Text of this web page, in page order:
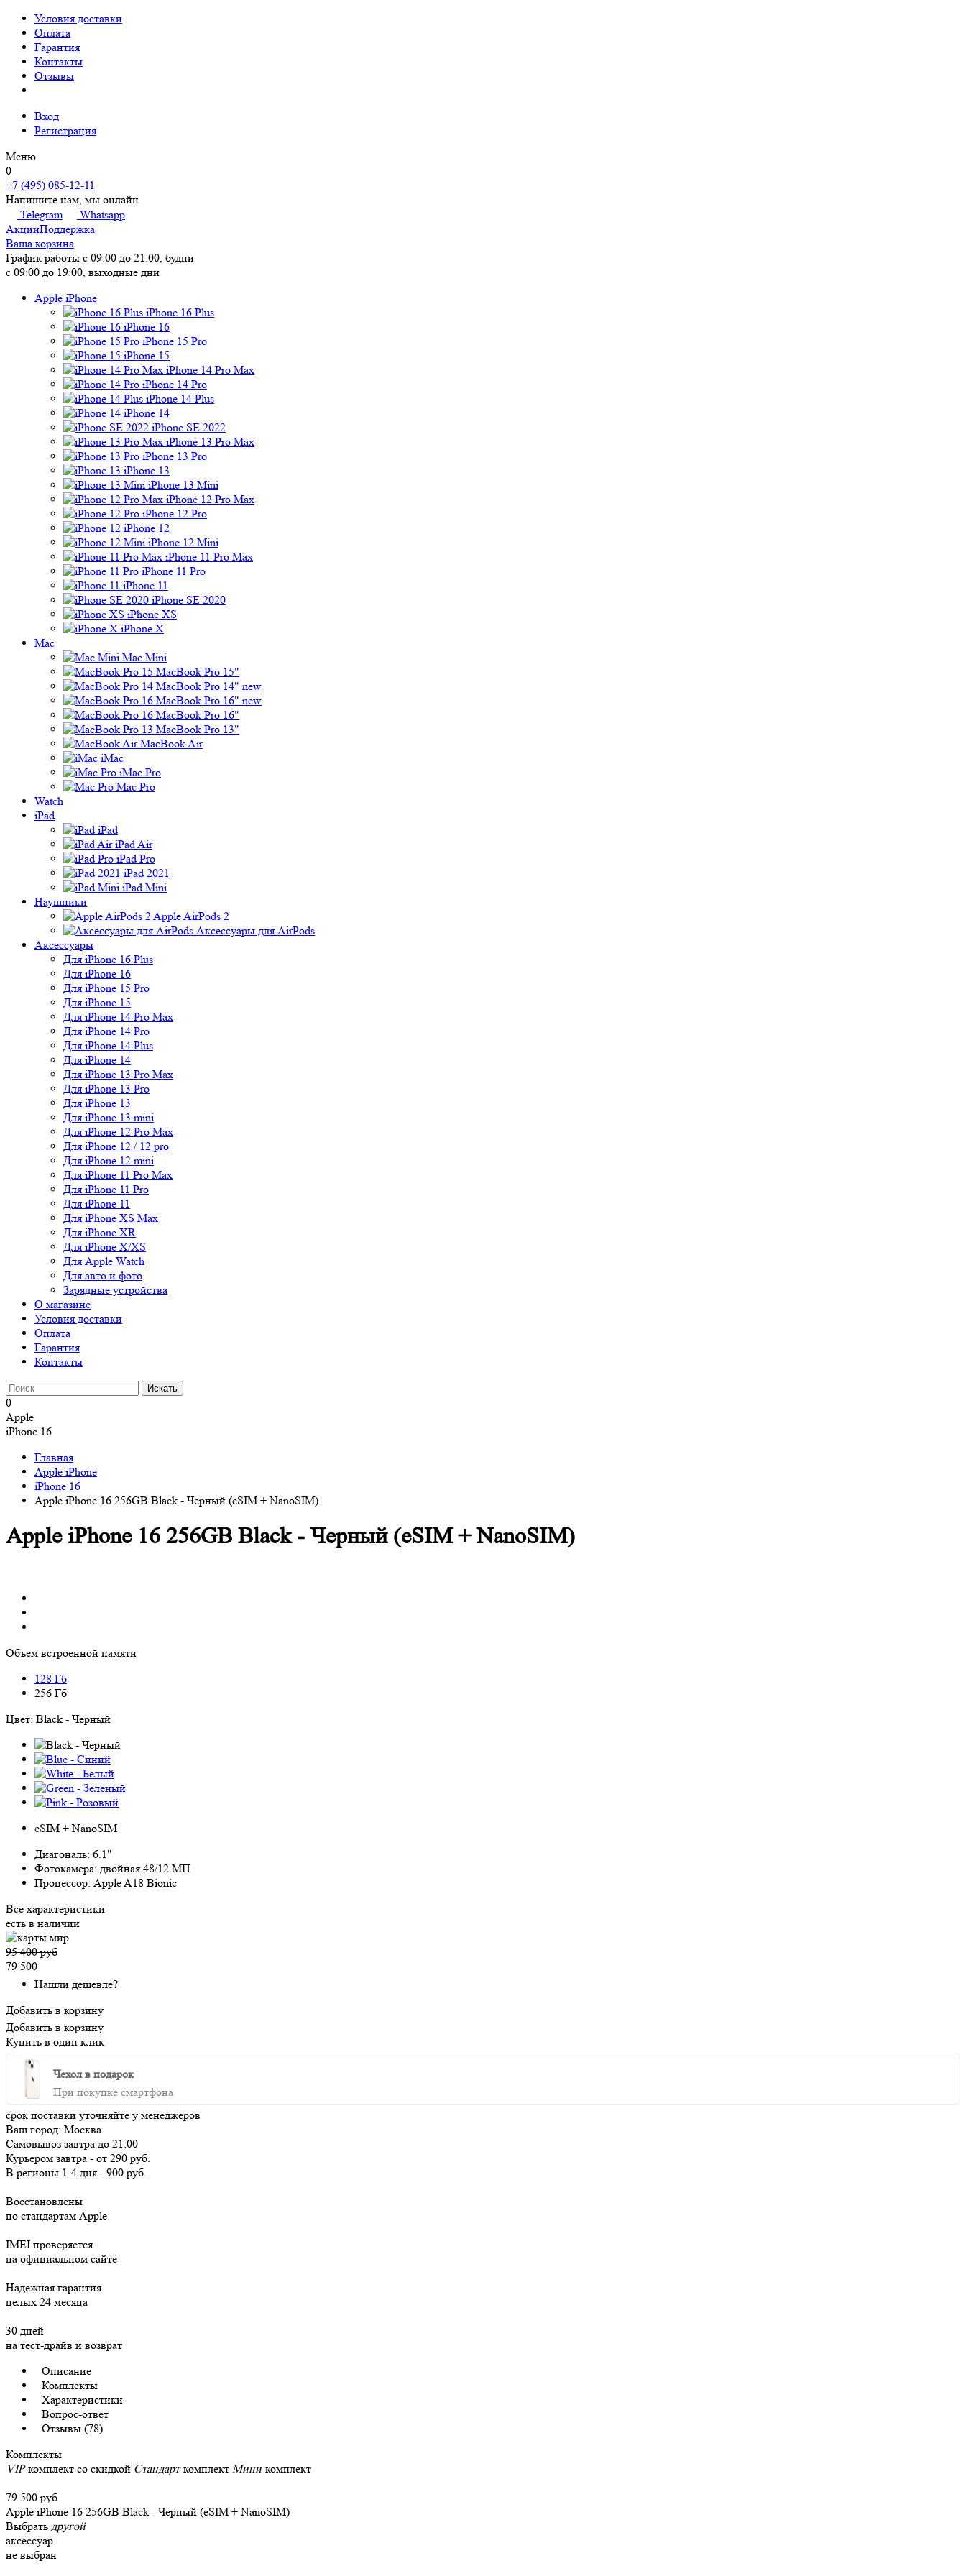
Условия доставки
Оплата
Гарантия
Контакты
Отзывы
Вход
Регистрация
Меню
0
+7 (495) 085-12-11
Напишите нам, мы онлайн
Telegram
Whatsapp
АкцииПоддержка
Ваша корзина
График работы с 09:00 до 21:00, будни
с 09:00 до 19:00, выходные дни
Apple iPhone
iPhone 16 Plus
iPhone 16
iPhone 15 Pro
iPhone 15
iPhone 14 Pro Max
iPhone 14 Pro
iPhone 14 Plus
iPhone 14
iPhone SE 2022
iPhone 13 Pro Max
iPhone 13 Pro
iPhone 13
iPhone 13 Mini
iPhone 12 Pro Max
iPhone 12 Pro
iPhone 12
iPhone 12 Mini
iPhone 11 Pro Max
iPhone 11 Pro
iPhone 11
iPhone SE 2020
iPhone XS
iPhone X
Mac
Mac Mini
MacBook Pro 15"
MacBook Pro 14" new
MacBook Pro 16" new
MacBook Pro 16"
MacBook Pro 13"
MacBook Air
iMac
iMac Pro
Mac Pro
Watch
iPad
iPad
iPad Air
iPad Pro
iPad 2021
iPad Mini
Наушники
Apple AirPods 2
Аксессуары для AirPods
Аксессуары
Для iPhone 16 Plus
Для iPhone 16
Для iPhone 15 Pro
Для iPhone 15
Для iPhone 14 Pro Max
Для iPhone 14 Pro
Для iPhone 14 Plus
Для iPhone 14
Для iPhone 13 Pro Max
Для iPhone 13 Pro
Для iPhone 13
Для iPhone 13 mini
Для iPhone 12 Pro Max
Для iPhone 12 / 12 pro
Для iPhone 12 mini
Для iPhone 11 Pro Max
Для iPhone 11 Pro
Для iPhone 11
Для iPhone XS Max
Для iPhone XR
Для iPhone X/XS
Для Apple Watch
Для авто и фото
Зарядные устройства
О магазине
Условия доставки
Оплата
Гарантия
Контакты
0
Apple
iPhone 16
Главная
Apple iPhone
iPhone 16
Apple iPhone 16 256GB Black - Черный (eSIM + NanoSIM)
Apple iPhone 16 256GB Black - Черный (eSIM + NanoSIM)
Объем встроенной памяти
128 Гб
256 Гб
Цвет: Black - Черный
eSIM + NanoSIM
Диагональ: 6.1"
Фотокамера: двойная 48/12 МП
Процессор: Apple A18 Bionic
Все характеристики
есть в наличии
95 400 руб
79 500
Нашли дешевле?
Добавить в корзину
Добавить в корзину
Купить в один клик
Чехол в подарок
При покупке смартфона
срок поставки уточняйте у менеджеров
Ваш город: Москва
Самовывоз завтра до 21:00
Курьером завтра - от 290 руб.
В регионы 1-4 дня - 900 руб.
Восстановлены
по стандартам Apple
IMEI проверяется
на официальном сайте
Надежная гарантия
целых 24 месяца
30 дней
на тест-драйв и возврат
Описание
Комплекты
Характеристики
Вопрос-ответ
Отзывы (78)
Комплекты
VIP-комплект со скидкой Стандарт-комплект Мини-комплект
79 500 руб
Apple iPhone 16 256GB Black - Черный (eSIM + NanoSIM)
Выбрать другой
аксессуар
не выбран